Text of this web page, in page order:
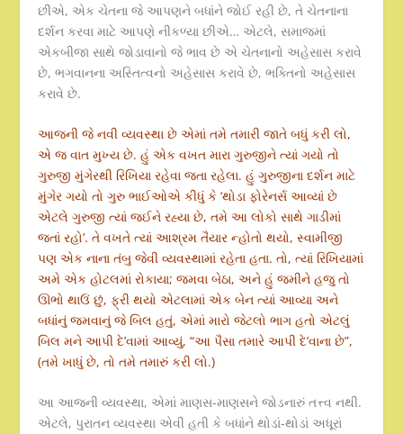
છીએ, એક ચેતના જે આપણને બધાંને જોઈ રહી છે, તે ચેતનાના
દર્શન કરવા માટે આપણે નીકળ્યા છીએ… એટલે, સમાજમાં
એકબીજા સાથે જોડાવાનો જે ભાવ છે એ ચેતનાનો અહેસાસ કરાવે
છે, ભગવાનના અસ્તિત્વનો અહેસાસ કરાવે છે, ભક્તિનો અહેસાસ
કરાવે છે.
આજની જે નવી વ્યવસ્થા છે એમાં તમે તમારી જાતે બધું કરી લો,
એ જ વાત મુખ્ય છે. હું એક વખત મારા ગુરુજીને ત્યાં ગયો તો
ગુરુજી મુંગેરથી રિખિયા રહેવા જતા રહેલા. હું ગુરુજીના દર્શન માટે
મુંગેર ગયો તો ગુરુ ભાઈઓએ કીધું કે ‘થોડા ફોરેનર્સ આવ્યાં છે
એટલે ગુરુજી ત્યાં જઈને રહ્યા છે, તમે આ લોકો સાથે ગાડીમાં
જતાં રહો’. તે વખતે ત્યાં આશ્રમ તૈયાર ન્હોતો થયો, સ્વામીજી
પણ એક નાના તંબુ જેવી વ્યવસ્થામાં રહેતા હતા. તો, ત્યાં રિખિયામાં
અમે એક હોટલમાં રોકાયા; જમવા બેઠા, અને હું જમીને હજુ તો
ઊભો થાઉં છું, ફ્રી થયો એટલામાં એક બેન ત્યાં આવ્યા અને
બધાંનું જમવાનું જે બિલ હતું, એમાં મારો જેટલો ભાગ હતો એટલું
બિલ મને આપી દે’વામાં આવ્યું, “આ પૈસા તમારે આપી દે’વાના છે”,
(તમે ખાધું છે, તો તમે તમારું કરી લો.)
આ આજની વ્યવસ્થા, એમાં માણસ-માણસને જોડનારું તત્ત્વ નથી.
એટલે, પુરાતન વ્યવસ્થા એવી હતી કે બધાંને થોડાં-થોડાં અધૂરાં